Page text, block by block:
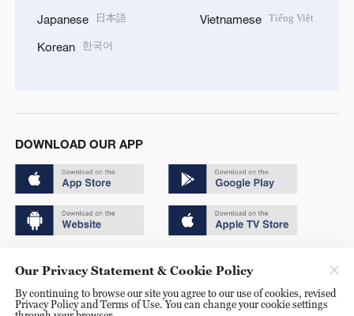
Japanese 日本語
Korean 한국어
Vietnamese Tiếng Việt
DOWNLOAD OUR APP
京ICP备20000184号
京公网安备 11010502050052号
Our Privacy Statement & Cookie Policy
By continuing to browse our site you agree to our use of cookies, revised
Privacy Policy and Terms of Use. You can change your cookie settings